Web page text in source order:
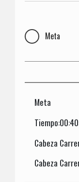
Meta
Meta
Cabeza
Cabeza